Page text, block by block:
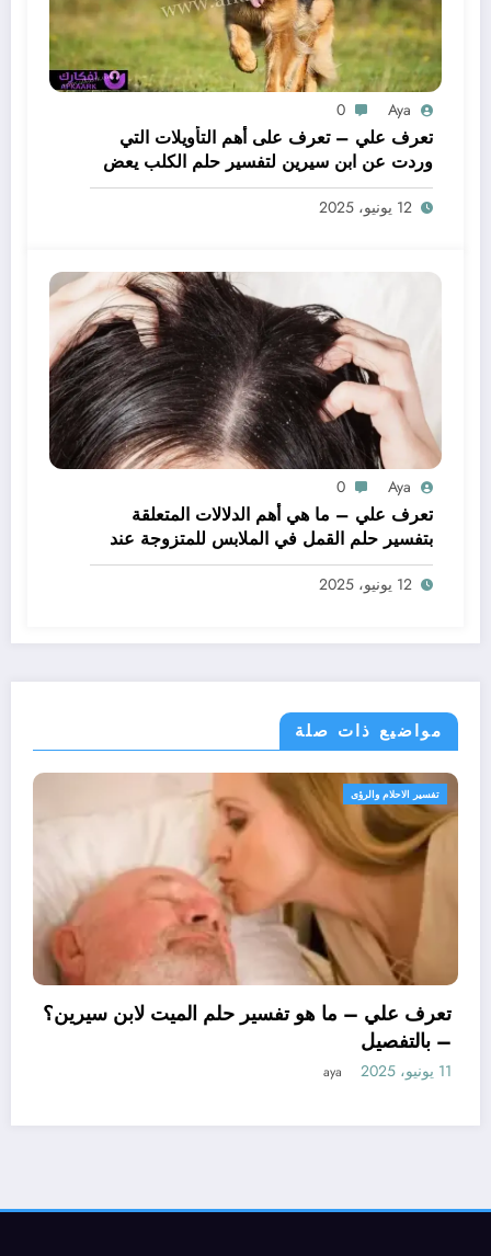
Aya
0
تعرف علي – تعرف على أهم التأويلات التي
وردت عن ابن سيرين لتفسير حلم الكلب يعض
يدي – بالتفصيل
12 يونيو، 2025
Aya
0
تعرف علي – ما هي أهم الدلالات المتعلقة
بتفسير حلم القمل في الملابس للمتزوجة عند
ابن سيرين؟ – بالتفصيل
12 يونيو، 2025
مواضيع ذات صلة
الاحلام والرؤى
علي – ما هو تأويل ابن سيرين لتفسير حلم